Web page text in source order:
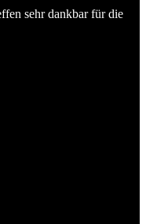
sehr dankbar für die